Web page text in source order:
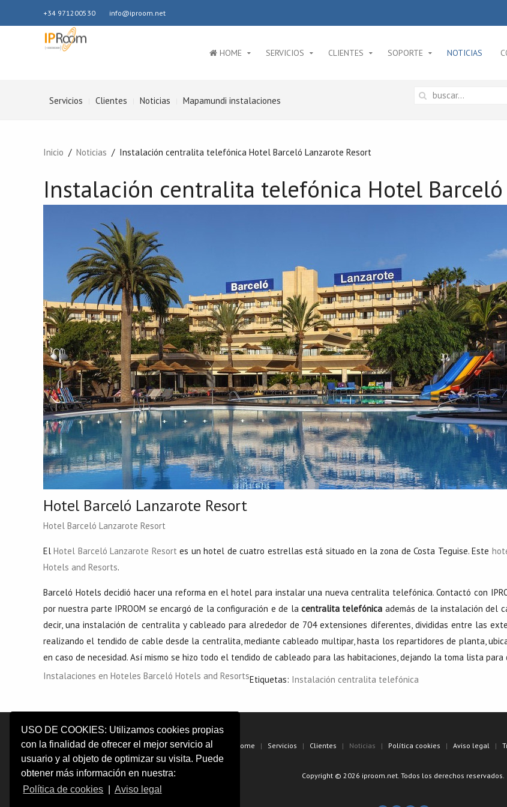
USO DE COOKIES: Utilizamos cookies propias
con la finalidad de ofrecer el mejor servicio al
usuario y al objeto de optimizar su visita. Puede
obtener más información en nuestra:
Política de cookies
Aviso legal
+34 971200530 info@iproom.net
HOME SERVICIOS CLIENTES SOPORTE NOTICIAS
Servicios Clientes Noticias Mapamundi instalaciones
Inicio Noticias Instalación centralita telefónica Hotel Barceló Lanzarote Resort
Instalación centralita telefónica Hotel
Hotel Barceló Lanzarote Resort
Hotel Barceló Lanzarote Resort
ElHotel Barceló Lanzarote Resort es un hotel de cuatro estrellas está situado en la zona de Costa Teguise. Este
Hotels and Resorts.
Barceló Hotels decidió hacer una reforma en el hotel para instalar una nueva centralita telefónica. Contactó con
por nuestra parte IPROOM se encargó de la configuración e de la centralita telefónica además de la instalación del
decir, una instalación de centralita y cableado para alrededor de 704 extensiones diferentes, divididas entre las
realizando el tendido de cable desde la centralita, mediante cableado multipar, hasta los repartidores de planta,
en caso de necesidad. Así mismo se hizo todo el tendido de cableado para las habitaciones, dejando la toma lista
Instalaciones en Hoteles Barceló Hotels and ResortsEtiquetas: Instalación centralita telefónica
Home Servicios Clientes Noticias Política cookies Aviso legal
Copyright © 2026 iproom.net. Todos los derechos reservados.